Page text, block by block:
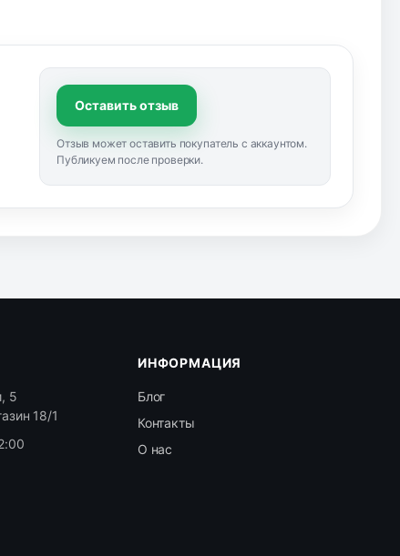
Оставить отзыв
Отзыв может оставить покупатель с аккаунтом.
Публикуем после проверки.
5
18/1
ИНФОРМАЦИЯ
Блог
Контакты
О нас